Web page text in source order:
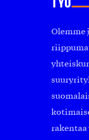
Olemme
rakentaa